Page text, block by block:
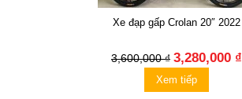
Xe đạp gấp Crolan 20″ 2022
3,600,000 ₫ 3,280,000 ₫
Xem tiếp